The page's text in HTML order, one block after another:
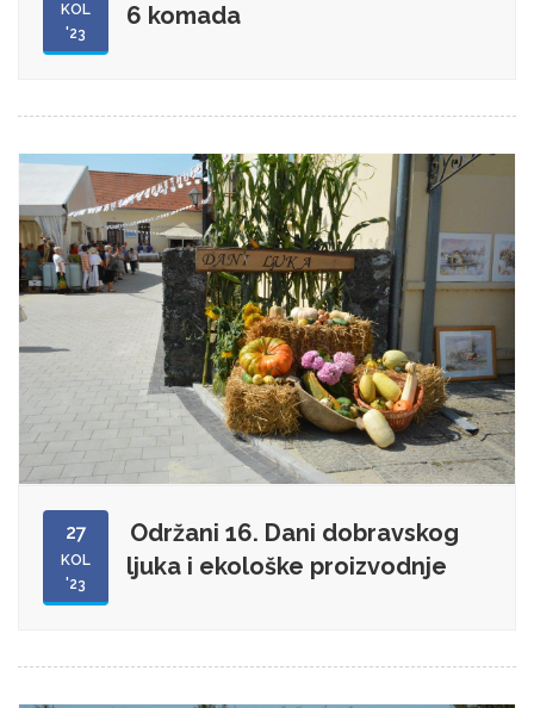
KOL
'23
6 komada
27
KOL
'23
Održani 16. Dani dobravskog
ljuka i ekološke proizvodnje